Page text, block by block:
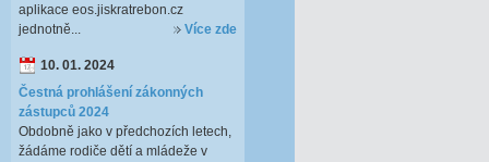
aplikace eos.jiskratrebon.cz
jednotně...
Více zde
10. 01. 2024
Čestná prohlášení zákonných
zástupců 2024
Obdobně jako v předchozích letech,
žádáme rodiče dětí a mládeže v